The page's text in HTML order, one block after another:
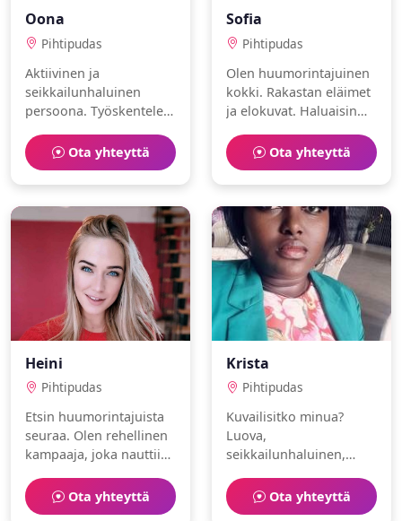
Oona
Pihtipudas
Aktiivinen ja
seikkailunhaluinen
persoona. Työskentelen
Harrastuksiani ovat
juoksu ja valokuvaus.
Ota yhteyttä
Sofia
Pihtipudas
Olen huumorintajuinen
kokki. Rakastan eläimet
ja elokuvat. Haluaisin
arjen ilot.Ota yhteyttä
Heini
Pihtipudas
Etsin huumorintajuista
seuraa. Olen rehellinen
kampaaja, joka nauttii
Ota yhteyttä
Krista
Pihtipudas
Kuvailisitko minua?
Luova,
seikkailunhaluinen,
puutarhanhoito ja
valokuvaus.
Ota yhteyttä